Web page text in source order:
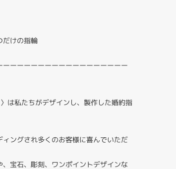
だけの指輪
ーーーーーーーーーーーーーーーーー
は私たちがデザインし、製作した婚約指
ングされ多くのお客様に喜んでいただ
宝石、彫刻、ワンポイントデザインな